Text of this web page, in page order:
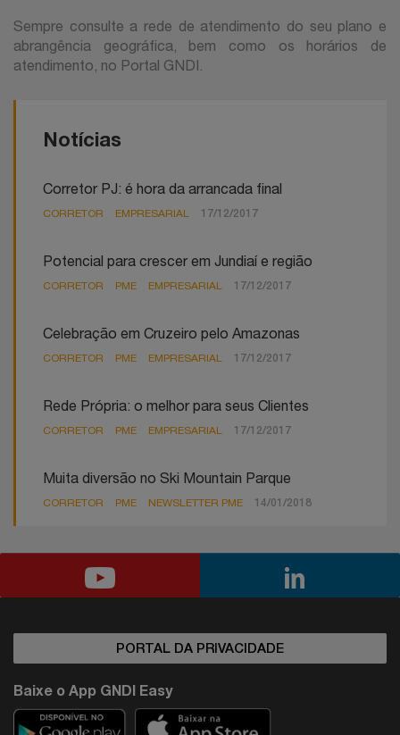
Sempre consulte a rede de atendimento do seu plano e
abrangência geográfica, bem como os horários de
atendimento, no Portal GNDI.
Notícias
Corretor PJ: é hora da arrancada final
CORRETOR EMPRESARIAL 17/12/2017
Potencial para crescer em Jundiaí e região
CORRETOR PME EMPRESARIAL 17/12/2017
Celebração em Cruzeiro pelo Amazonas
CORRETOR PME EMPRESARIAL 17/12/2017
Rede Própria: o melhor para seus Clientes
CORRETOR PME EMPRESARIAL 17/12/2017
Muita diversão no Ski Mountain Parque
CORRETOR PME NEWSLETTER PME 14/01/2018
PORTAL DA PRIVACIDADE
Baixe o App GNDI Easy